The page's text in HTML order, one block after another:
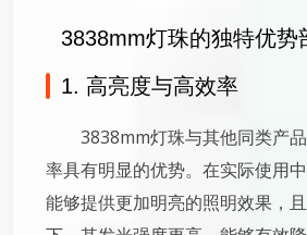
3838mm灯珠的独特优势
1. 高亮度与高效率
3838mm灯珠与其他同类产
率具有明显的优势。在实际使用
能够提供更加明亮的照明效果，